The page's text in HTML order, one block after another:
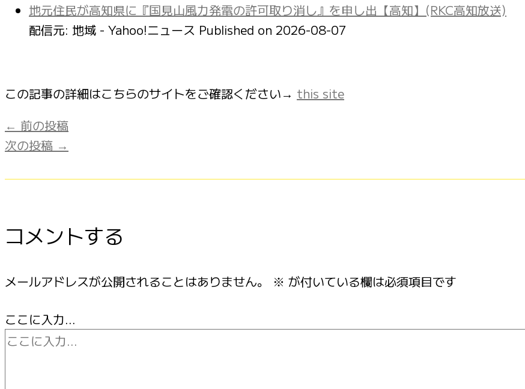
地元住民が高知県に『国見山風力発電の許可取り消し』を申し出【高知】(RKC高知放送)
配信元: 地域 - Yahoo!ニュース Published on 2026-08-07
この記事の詳細はこちらのサイトをご確認ください→ this site
← 前の投稿
次の投稿 →
コメントする
メールアドレスが公開されることはありません。 ※ が付いている欄は必須項目です
ここに入力…